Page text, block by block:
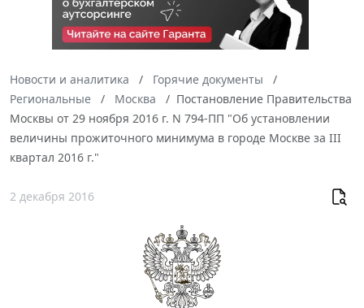
Новости и аналитика
Горячие документы
Региональные
Москва
Постановление Правительства
Москвы от 29 ноября 2016 г. N 794-ПП "Об установлении
величины прожиточного минимума в городе Москве за III
квартал 2016 г."
2 декабря 2016